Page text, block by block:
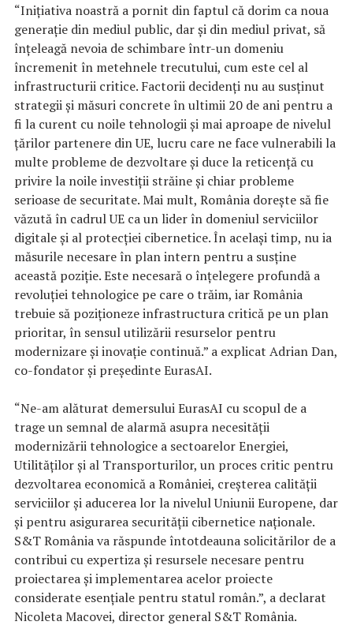
“Inițiativa noastră a pornit din faptul că dorim ca noua
generație din mediul public, dar și din mediul privat, să
înțeleagă nevoia de schimbare într-un domeniu
încremenit în metehnele trecutului, cum este cel al
infrastructurii critice. Factorii decidenți nu au susținut
strategii și măsuri concrete în ultimii 20 de ani pentru a
fi la curent cu noile tehnologii și mai aproape de nivelul
țărilor partenere din UE, lucru care ne face vulnerabili la
multe probleme de dezvoltare și duce la reticență cu
privire la noile investiții străine și chiar probleme
serioase de securitate. Mai mult, România dorește să fie
văzută în cadrul UE ca un lider în domeniul serviciilor
digitale și al protecției cibernetice. În același timp, nu ia
măsurile necesare în plan intern pentru a susține
această poziție. Este necesară o înțelegere profundă a
revoluției tehnologice pe care o trăim, iar România
trebuie să poziționeze infrastructura critică pe un plan
prioritar, în sensul utilizării resurselor pentru
modernizare și inovație continuă.” a explicat Adrian Dan,
co-fondator și președinte EurasAI.
“Ne-am alăturat demersului EurasAI cu scopul de a
trage un semnal de alarmă asupra necesității
modernizării tehnologice a sectoarelor Energiei,
Utilităților și al Transporturilor, un proces critic pentru
dezvoltarea economică a României, creșterea calității
serviciilor și aducerea lor la nivelul Uniunii Europene, dar
și pentru asigurarea securității cibernetice naţionale.
S&T România va răspunde întotdeauna solicitărilor de a
contribui cu expertiza și resursele necesare pentru
proiectarea și implementarea acelor proiecte
considerate esențiale pentru statul român.”, a declarat
Nicoleta Macovei, director general S&T România.